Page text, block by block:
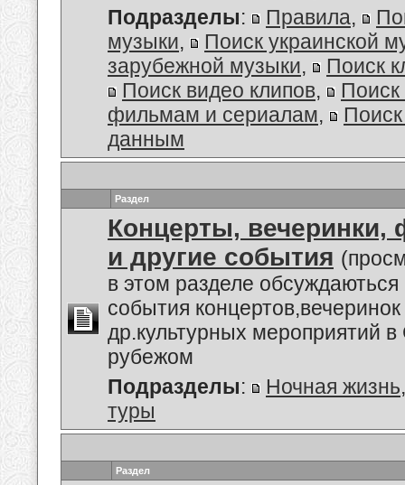
Подразделы: Правила,
музыки,
Поиск украинской
зарубежной музыки,
Поиск
Поиск видео клипов,
Поиск
фильмам и сериалам,
данным
Раздел
Концерты, вечеринки,
и другие события
в этом разделе
события
др.культурных мероприятий
рубежом
Подразделы: Ночная жизнь
туры
Раздел